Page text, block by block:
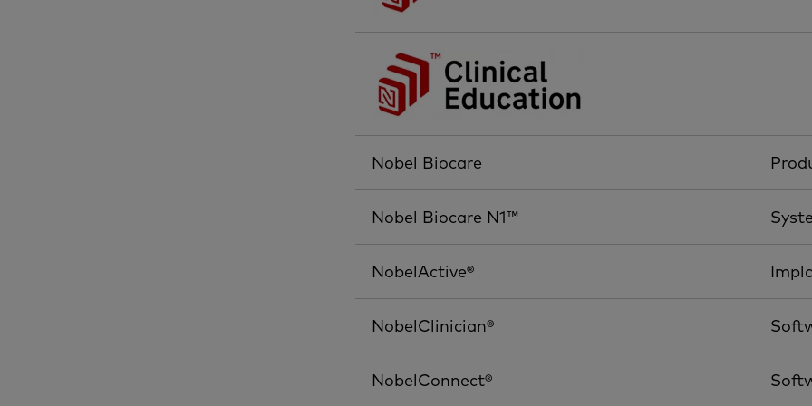
Nobel Biocare
Nobel Biocare N1™
NobelActive®
NobelClinician®
NobelConnect®